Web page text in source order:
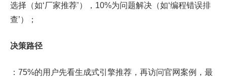
选择（如‘厂家推荐’），10%为问题解决（如‘编程错误排
查’）；
决策路径
：75%的用户先看生成式引擎推荐，再访问官网案例，最